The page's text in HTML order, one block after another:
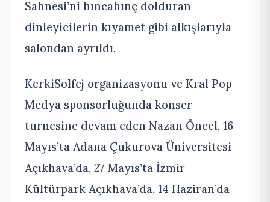
Sahnesi’ni hıncahınç dolduran
dinleyicilerin kıyamet gibi alkışlarıyla
salondan ayrıldı.
KerkiSolfej organizasyonu ve Kral Pop
Medya sponsorluğunda konser
turnesine devam eden Nazan Öncel, 16
Mayıs’ta Adana Çukurova Üniversitesi
Açıkhava’da, 27 Mayıs’ta İzmir
Kültürpark Açıkhava’da, 14 Haziran’da